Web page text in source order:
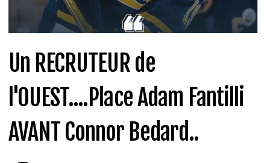
Un RECRUTEUR de
l'OUEST....Place Adam Fantilli
AVANT Connor Bedard..